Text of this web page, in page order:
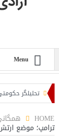
Menu
تحلیلگر حکومتی:
HOME
ترامپ؛ موضع